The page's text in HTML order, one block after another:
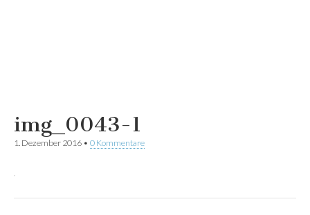
img_0043-1
1. Dezember 2016 • 0 Kommentare